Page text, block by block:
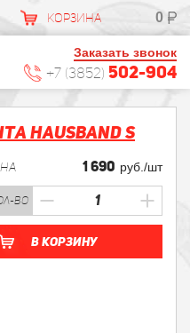
КОРЗИНА 0
Заказать звонок
+7 (3852) 502-904
HAUSBAND S
1 690 руб./шт
во
В корзину